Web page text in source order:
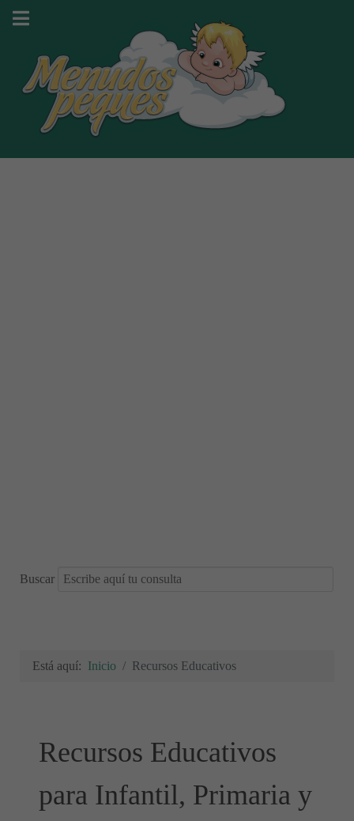
Buscar
Está aquí: Inicio Recursos Educativos
Recursos Educativos
para Infantil, Primaria y